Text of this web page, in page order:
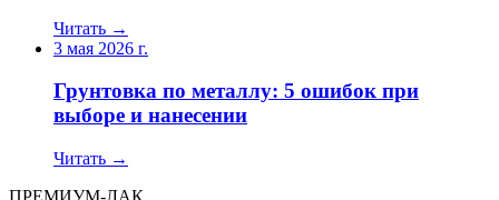
Читать →
3 мая 2026 г.
Грунтовка по металлу: 5 ошибок при
выборе и нанесении
Читать →